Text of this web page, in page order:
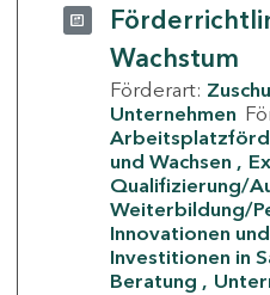
Wachstum
Förderart:
Unternehmen
und Wachsen
Qualifizierung/
Weiterbildung/
Innovationen
Investitionen in
Beratung